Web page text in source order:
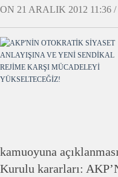
ON 21 ARALIK 2012 11:36 /
kamuoyuna
Kurulu kararları: